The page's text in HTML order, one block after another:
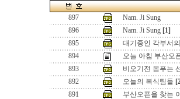
897
Nam. Ji Sung
896
Nam. Ji Sung [1]
895
대기중인 각부서
894
오늘 아침 부산오
893
비오기전 몸푸는
892
오늘의 복식팀들
891
부산오픈을 찾는